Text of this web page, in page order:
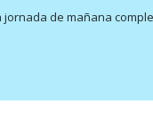
de mañana